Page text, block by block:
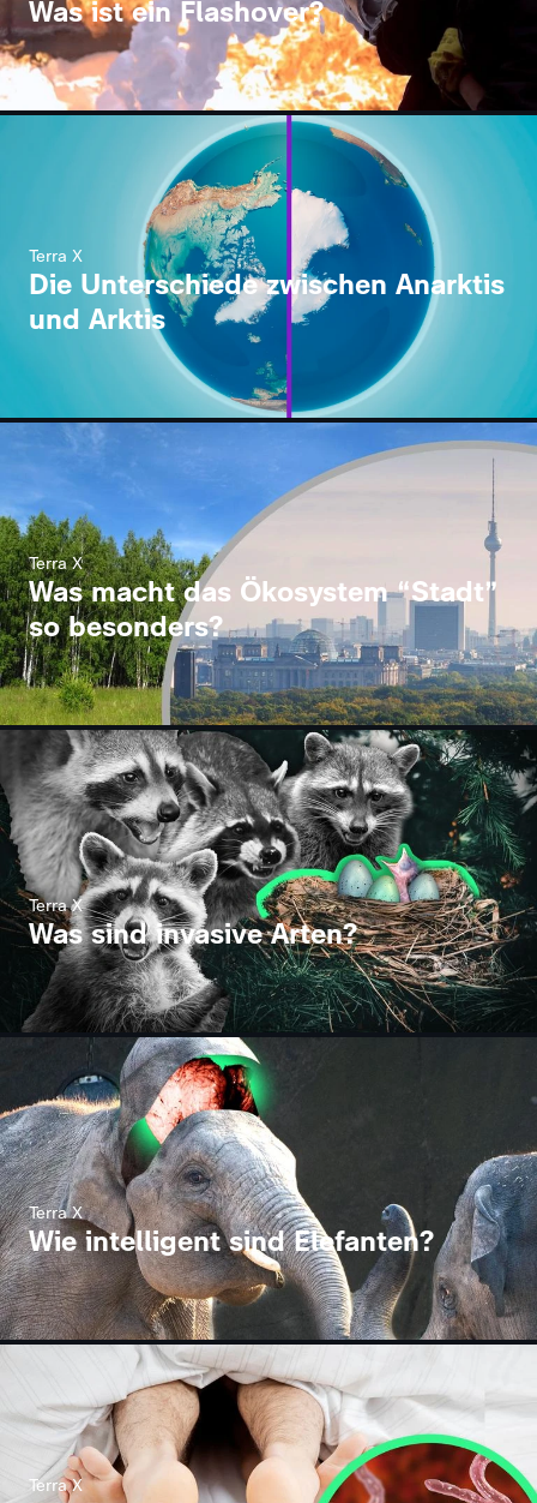
Was ist ein Flashover?
Terra X
Die Unterschiede zwischen Anarktis
und Arktis
Terra X
Was macht das Ökosystem “Stadt”
so besonders?
Terra X
Was sind invasive Arten?
Terra X
Wie intelligent sind Elefanten?
Terra X